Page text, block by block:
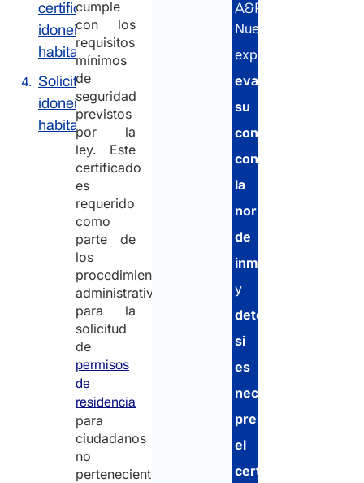
certificado de
idoneidad
habitacional?
Solicitud de
idoneidad
habitacional
cumple
con los
requisitos
mínimos
de
seguridad
previstos
por la
ley. Este
certificado
es
requerido
como
parte de
los
procedimientos
administrativos
para la
solicitud
de
permisos
de
residencia
para
ciudadanos
no
pertenecientes
A&P:
Nuestros
expertos
evaluarán
su
conformidad
con
la
normativa
de
inmigración
y
determinarán
si
es
necesario
presentar
el
certificado